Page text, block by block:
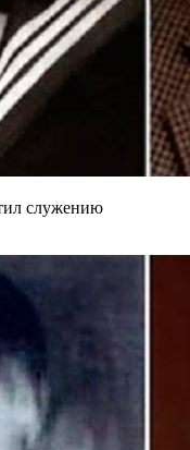
служению